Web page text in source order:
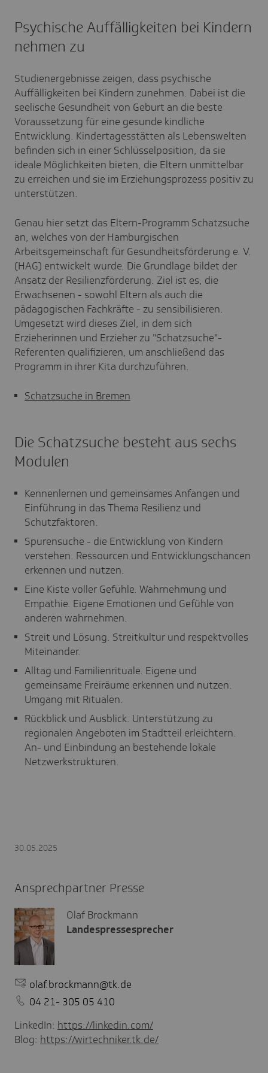
Psychische Auffälligkeiten bei Kindern
nehmen zu
Studienergebnisse zeigen, dass psychische
Auffälligkeiten bei Kindern zunehmen. Dabei ist die
seelische Gesundheit von Geburt an die beste
Voraussetzung für eine gesunde kindliche
Entwicklung. Kindertagesstätten als Lebenswelten
befinden sich in einer Schlüsselposition, da sie
ideale Möglichkeiten bieten, die Eltern unmittelbar
zu erreichen und sie im Erziehungsprozess positiv zu
unterstützen.
Genau hier setzt das Eltern-Programm Schatzsuche
an, welches von der Hamburgischen
Arbeitsgemeinschaft für Gesundheitsförderung e. V.
(HAG) entwickelt wurde. Die Grundlage bildet der
Ansatz der Resilienzförderung. Ziel ist es, die
Erwachsenen - sowohl Eltern als auch die
pädagogischen Fachkräfte - zu sensibilisieren.
Umgesetzt wird dieses Ziel, in dem sich
Erzieherinnen und Erzieher zu "Schatzsuche"-
Referenten qualifizieren, um anschließend das
Programm in ihrer Kita durchzuführen.
Schatzsuche in Bremen
Die Schatzsuche besteht aus sechs
Modulen
Kennenlernen und gemeinsames Anfangen und
Einführung in das Thema Resilienz und
Schutzfaktoren.
Spurensuche - die Entwicklung von Kindern
verstehen. Ressourcen und Entwicklungschancen
erkennen und nutzen.
Eine Kiste voller Gefühle. Wahrnehmung und
Empathie. Eigene Emotionen und Gefühle von
anderen wahrnehmen.
Streit und Lösung. Streitkultur und respektvolles
Miteinander.
Alltag und Familienrituale. Eigene und
gemeinsame Freiräume erkennen und nutzen.
Umgang mit Ritualen.
Rückblick und Ausblick. Unterstützung zu
regionalen Angeboten im Stadtteil erleichtern.
An- und Einbindung an bestehende lokale
Netzwerkstrukturen.
30.05.2025
Ansprechpartner Presse
Olaf Brockmann
Landespressesprecher
olaf.brockmann@tk.de
04 21- 305 05 410
LinkedIn: https://linkedin.com/
Blog: https://wirtechniker.tk.de/